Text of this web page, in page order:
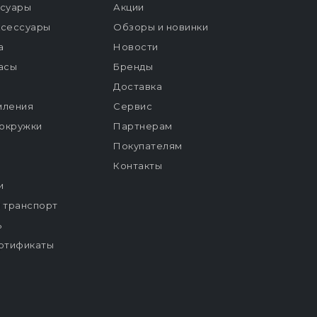
транспорт
Акции
Обзоры и новинки
Новости
Бренды
Доставка
Сервис
Партнерам
Покупателям
Контакты